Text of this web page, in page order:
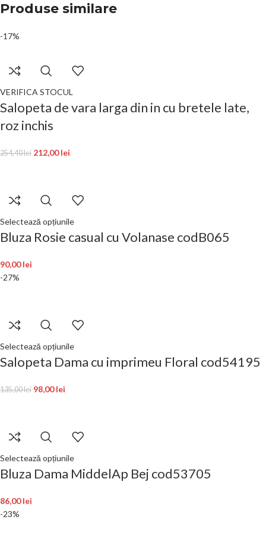
Produse similare
-17%
VERIFICA STOCUL
Salopeta de vara larga din in cu bretele late,
roz inchis
254,40lei 212,00lei
Selectează opțiunile
Bluza Rosie casual cu Volanase codB065
90,00lei
-27%
Selectează opțiunile
Salopeta Dama cu imprimeu Floral cod54195
135,00lei 98,00lei
Selectează opțiunile
Bluza Dama MiddelAp Bej cod53705
86,00lei
-23%